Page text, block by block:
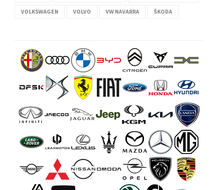
VOLKSWAGEN VOLVO VW NAVARRA ŠKODA